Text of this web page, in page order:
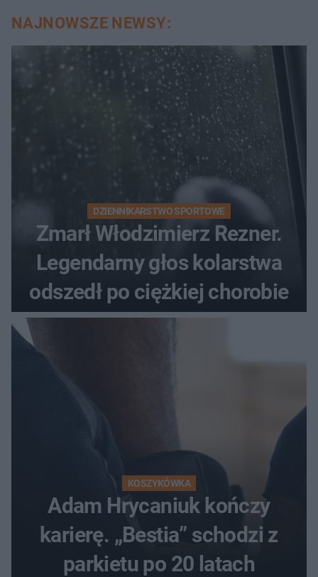
NAJNOWSZE NEWSY:
DZIENNIKARSTWO SPORTOWE
Zmarł Włodzimierz Rezner.
Legendarny głos kolarstwa
odszedł po ciężkiej chorobie
KOSZYKÓWKA
Adam Hrycaniuk kończy
karierę. „Bestia” schodzi z
parkietu po 20 latach